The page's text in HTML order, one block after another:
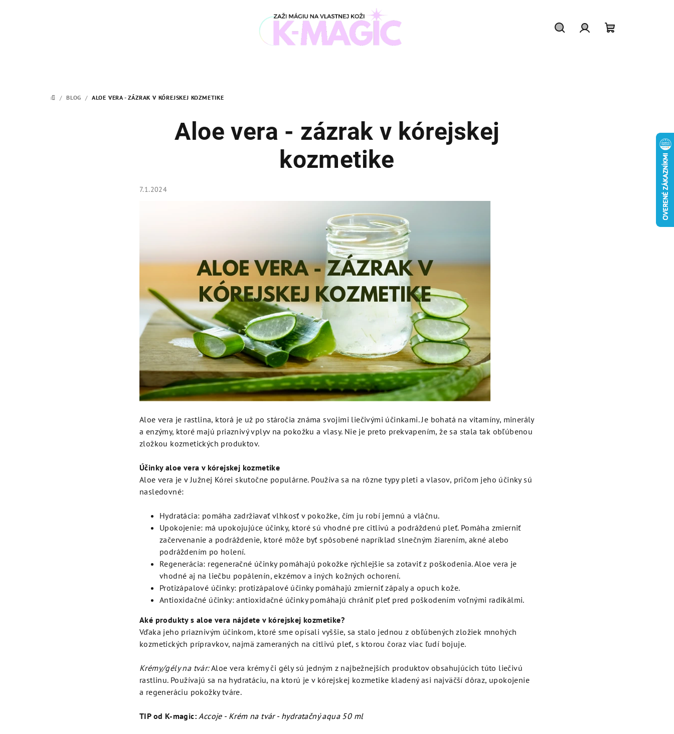
DOMOV
/ BLOG / ALOE VERA - ZÁZRAK V KÓREJSKEJ KOZMETIKE
Aloe vera - zázrak v kórejskej
kozmetike
7.1.2024
Aloe vera je rastlina, ktorá je už po stáročia známa svojimi liečivými účinkami. Je bohatá na vitamíny, minerály
a enzýmy, ktoré majú priaznivý vplyv na pokožku a vlasy. Nie je preto prekvapením, že sa stala tak obľúbenou
zložkou kozmetických produktov.
Účinky aloe vera v kórejskej kozmetike
Aloe vera je v Južnej Kórei skutočne populárne. Používa sa na rôzne typy pleti a vlasov, pričom jeho účinky sú
nasledovné:
Hydratácia: pomáha zadržiavať vlhkosť v pokožke, čím ju robí jemnú a vláčnu.
Upokojenie: má upokojujúce účinky, ktoré sú vhodné pre citlivú a podráždenú pleť. Pomáha zmierniť
začervenanie a podráždenie, ktoré môže byť spôsobené napríklad slnečným žiarením, akné alebo
podráždením po holení.
Regenerácia: regeneračné účinky pomáhajú pokožke rýchlejšie sa zotaviť z poškodenia. Aloe vera je
vhodné aj na liečbu popálenín, ekzémov a iných kožných ochorení.
Protizápalové účinky: protizápalové účinky pomáhajú zmierniť zápaly a opuch kože.
Antioxidačné účinky: antioxidačné účinky pomáhajú chrániť pleť pred poškodením voľnými radikálmi.
Aké produkty s aloe vera nájdete v kórejskej kozmetike?
Vďaka jeho priaznivým účinkom, ktoré sme opísali vyššie, sa stalo jednou z obľúbených zložiek mnohých
kozmetických prípravkov, najmä zameraných na citlivú pleť, s ktorou čoraz viac ľudí bojuje.
Krémy/gély na tvár:Aloe vera krémy či gély sú jedným z najbežnejších produktov obsahujúcich túto liečivú
rastlinu. Používajú sa na hydratáciu, na ktorú je v kórejskej kozmetike kladený asi najväčší dôraz, upokojenie
a regeneráciu pokožky tváre.
TIP od K-magic: Accoje - Krém na tvár - hydratačný aqua 50 ml